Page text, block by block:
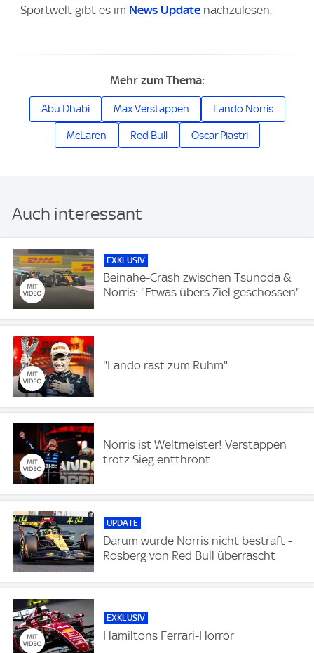
Sportwelt gibt es im News Update nachzulesen.
Mehr zum Thema:
Abu Dhabi Max Verstappen Lando Norris
McLaren Red Bull Oscar Piastri
Auch interessant
EXKLUSIV
Beinahe-Crash zwischen Tsunoda &
Norris: "Etwas übers Ziel geschossen"
"Lando rast zum Ruhm"
Norris ist Weltmeister! Verstappen
trotz Sieg entthront
UPDATE
Darum wurde Norris nicht bestraft -
Rosberg von Red Bull überrascht
EXKLUSIV
Hamiltons Ferrari-Horror